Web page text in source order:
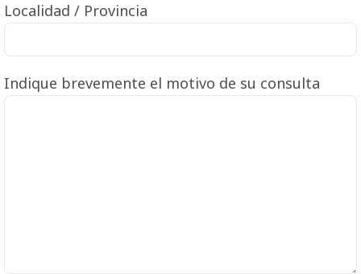
Localidad / Provincia
Indique brevemente el motivo de su consulta